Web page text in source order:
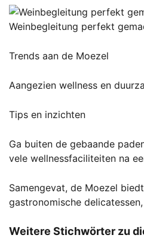
Weinbegleitung perfekt
Trends aan de Moezel
Aangezien wellness en
Tips en inzichten
Ga buiten de gebaande
vele wellnessfaciliteiten na
Samengevat, de Moezel
gastronomische
Weitere Stichwörter zu